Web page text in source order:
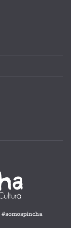
#somospincha